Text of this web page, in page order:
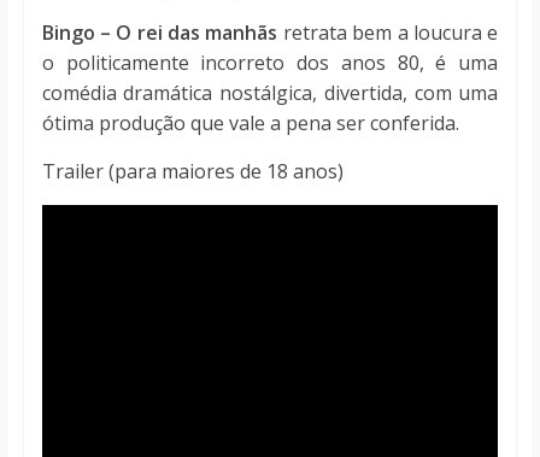
Bingo – O rei das manhãs retrata bem a loucura e
o politicamente incorreto dos anos 80, é uma
comédia dramática nostálgica, divertida, com uma
ótima produção que vale a pena ser conferida.
Trailer (para maiores de 18 anos)